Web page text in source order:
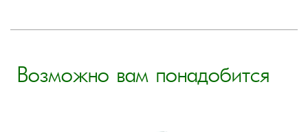
Возможно вам понадобится